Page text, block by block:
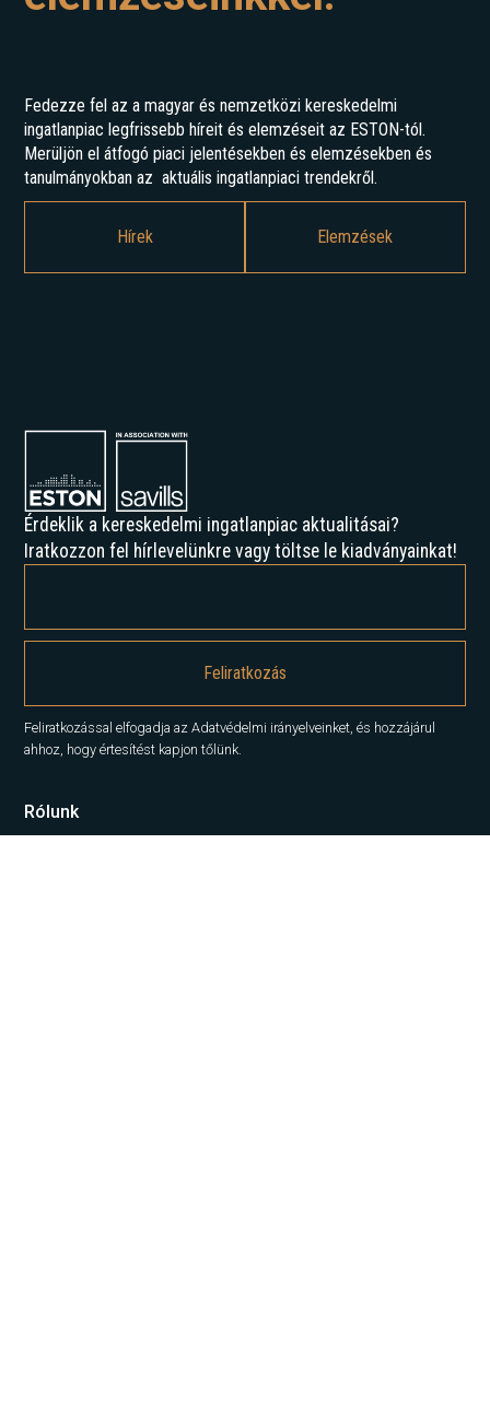
Fedezze fel az a magyar és nemzetközi kereskedelmi
ingatlanpiac legfrissebb híreit és elemzéseit az ESTON-tól.
Merüljön el átfogó piaci jelentésekben és elemzésekben és
tanulmányokban az aktuális ingatlanpiaci trendekről.
Hírek Elemzések
Érdeklik a kereskedelmi ingatlanpiac aktualitásai?
Iratkozzon fel hírlevelünkre vagy töltse le kiadványainkat!
Feliratkozással elfogadja az Adatvédelmi irányelveinket, és hozzájárul
ahhoz, hogy értesítést kapjon tőlünk.
Rólunk